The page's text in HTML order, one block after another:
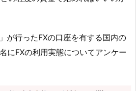
が行ったFXの口座を有する国内の
にFXの利用実態についてアンケー